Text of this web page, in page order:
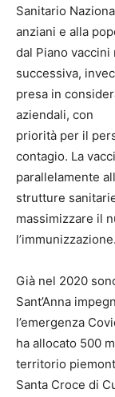
Sanitario
anziani e alla
dal Piano vaccini
successiva,
presa in
aziendali, con
priorità per il
contagio. La
parallelamente
strutture
massimizzare il
l’immunizzazione.
Già nel 2020
Sant’Anna
l’emergenza
ha allocato 500
territorio
Santa Croce di